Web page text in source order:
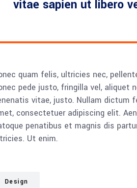
vitae sapien ut libero
quam felis, ultricies nec,
pede justo, fringilla vel, aliquet
vitae, justo. Nullam dictum
consectetuer adipiscing elit.
penatibus et magnis dis
Ut enim.
Design